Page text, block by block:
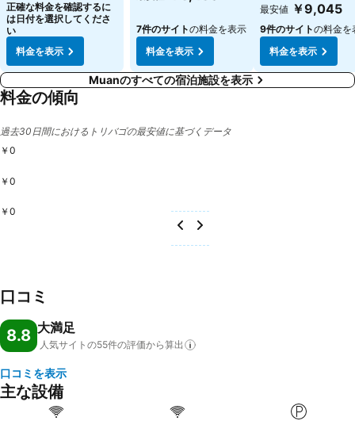
正確な料金を確認するに
は日付を選択してくださ
い
料金を表示
7件のサイトの料金を表示
料金を表示
最安値 ￥9,045
9件のサイトの料金を
料金を表示
Muanのすべての宿泊施設を表示
料金の傾向
過去30日間におけるトリバゴの最安値に基づくデータ
￥0
￥0
￥0
口コミ
8.8 大満足
人気サイトの55件の評価から算出
口コミを表示
主な設備